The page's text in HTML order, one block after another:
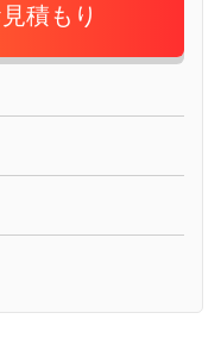
積もり